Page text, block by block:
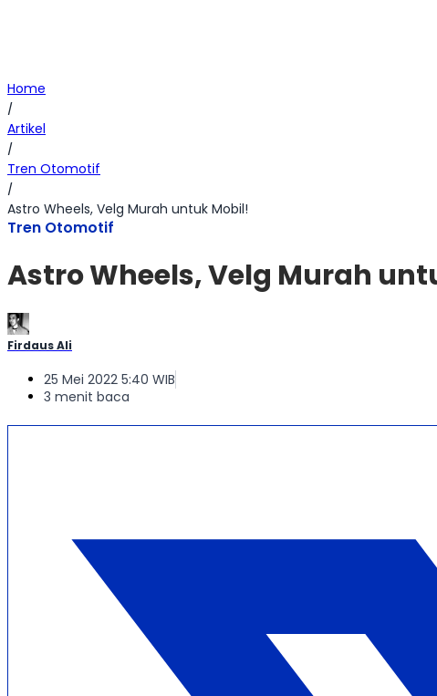
Home
/
Artikel
/
Tren Otomotif
/
Astro Wheels, Velg Murah untuk Mobil!
Tren Otomotif
Astro Wheels, Velg Murah
Firdaus Ali
25 Mei 2022 5:40 WIB
3 menit baca